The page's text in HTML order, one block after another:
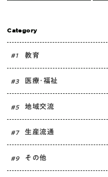
Category
# 1 教育
# 3 医療･福祉
# 5 地域交流
# 7 生産流通
# 9 その他